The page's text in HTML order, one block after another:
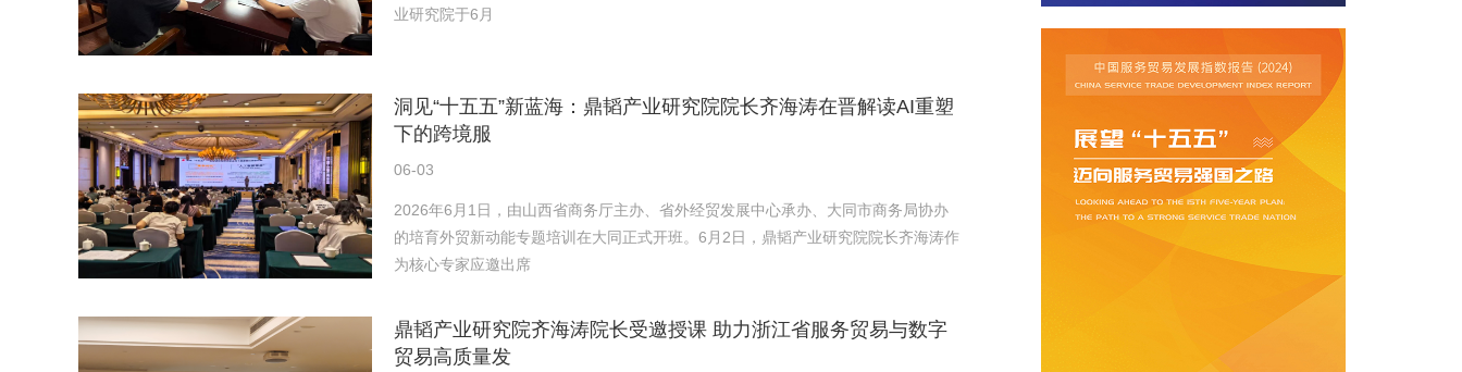
业研究院于6月
洞见“十五五”新蓝海：鼎韬产业研究院院长齐海涛在晋解读AI重塑
下的跨境服
06-03
2026年6月1日，由山西省商务厅主办、省外经贸发展中心承办、大同市商务局协办
的培育外贸新动能专题培训在大同正式开班。6月2日，鼎韬产业研究院院长齐海涛作
为核心专家应邀出席
鼎韬产业研究院齐海涛院长受邀授课 助力浙江省服务贸易与数字
贸易高质量发